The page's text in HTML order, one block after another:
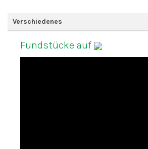
Verschiedenes
Fundstücke auf